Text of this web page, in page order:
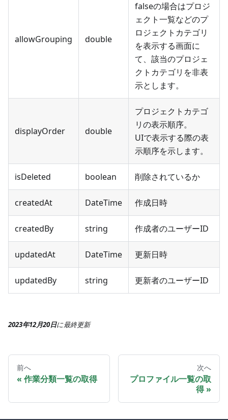
allowGrouping double
falseの場合はプロジ
ェクト一覧などのプ
ロジェクトカテゴリ
を表示する画面に
て、該当のプロジェ
クトカテゴリを非表
示とします。
displayOrder double
プロジェクトカテゴ
リの表示順序。
UIで表示する際の表
示順序を示します。
isDeleted boolean 削除されているか
createdAt DateTime 作成日時
createdBy string 作成者のユーザーID
updatedAt DateTime 更新日時
updatedBy string 更新者のユーザーID
2023年12月20日に最終更新
前へ
作業分類一覧の取得
次へ
プロファイル一覧の取
得